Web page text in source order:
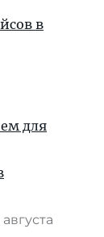
в
для
августа